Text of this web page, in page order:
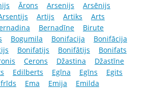
Ārons Arsenijs
Arsēnijs
Artijs Artiks
Arts
Bernadīne
Birute
Bogumila Bonifacija
Bonifācija
Bonifatijs Bonifātijs
Bonifats
Cerons Džastina
Džastīne
Edilberts Egīna Egīns
Egits
Ema Emija
Emilda